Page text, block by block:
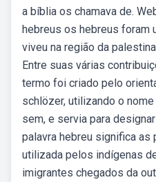
a bíblia os chamava de.
hebreus os hebreus foram
viveu na região da
Entre suas várias
termo foi criado pelo
schlözer, utilizando o
sem, e servia para
palavra hebreu significa as
utilizada pelos indígenas
imigrantes chegados da